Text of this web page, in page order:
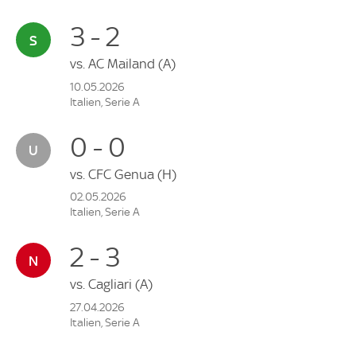
3 - 2
vs. AC Mailand (A)
10.05.2026
Italien, Serie A
0 - 0
vs. CFC Genua (H)
02.05.2026
Italien, Serie A
2 - 3
vs. Cagliari (A)
27.04.2026
Italien, Serie A